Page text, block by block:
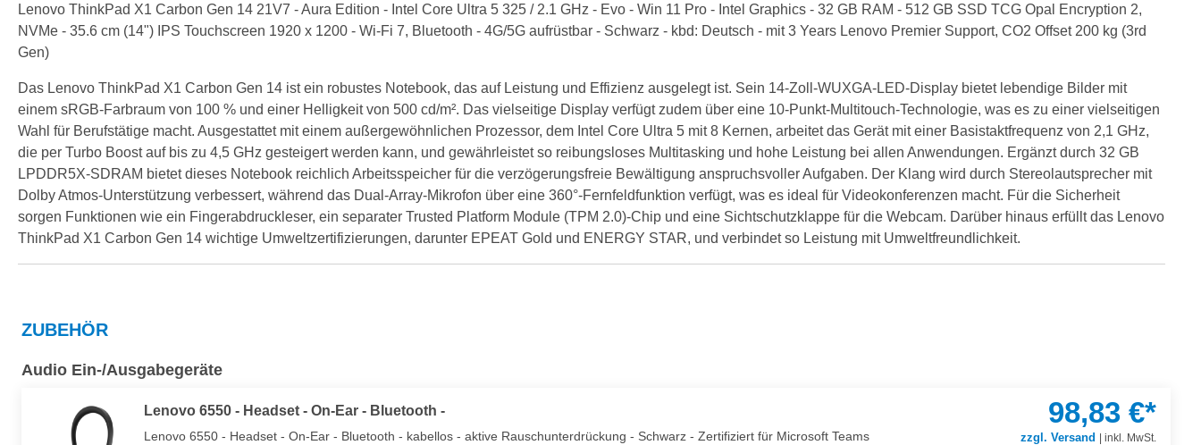
Lenovo ThinkPad X1 Carbon Gen 14 21V7 - Aura Edition - Intel Core Ultra 5 325 / 2.1 GHz - Evo - Win 11 Pro - Intel Graphics - 32 GB RAM - 512 GB SSD TCG Opal Encryption 2,
NVMe - 35.6 cm (14") IPS Touchscreen 1920 x 1200 - Wi-Fi 7, Bluetooth - 4G/5G aufrüstbar - Schwarz - kbd: Deutsch - mit 3 Years Lenovo Premier Support, CO2 Offset 200 kg (3rd
Gen)
Das Lenovo ThinkPad X1 Carbon Gen 14 ist ein robustes Notebook, das auf Leistung und Effizienz ausgelegt ist. Sein 14-Zoll-WUXGA-LED-Display bietet lebendige Bilder mit
einem sRGB-Farbraum von 100 % und einer Helligkeit von 500 cd/m². Das vielseitige Display verfügt zudem über eine 10-Punkt-Multitouch-Technologie, was es zu einer vielseitigen
Wahl für Berufstätige macht. Ausgestattet mit einem außergewöhnlichen Prozessor, dem Intel Core Ultra 5 mit 8 Kernen, arbeitet das Gerät mit einer Basistaktfrequenz von 2,1 GHz,
die per Turbo Boost auf bis zu 4,5 GHz gesteigert werden kann, und gewährleistet so reibungsloses Multitasking und hohe Leistung bei allen Anwendungen. Ergänzt durch 32 GB
LPDDR5X-SDRAM bietet dieses Notebook reichlich Arbeitsspeicher für die verzögerungsfreie Bewältigung anspruchsvoller Aufgaben. Der Klang wird durch Stereolautsprecher mit
Dolby Atmos-Unterstützung verbessert, während das Dual-Array-Mikrofon über eine 360°-Fernfeldfunktion verfügt, was es ideal für Videokonferenzen macht. Für die Sicherheit
sorgen Funktionen wie ein Fingerabdruckleser, ein separater Trusted Platform Module (TPM 2.0)-Chip und eine Sichtschutzklappe für die Webcam. Darüber hinaus erfüllt das Lenovo
ThinkPad X1 Carbon Gen 14 wichtige Umweltzertifizierungen, darunter EPEAT Gold und ENERGY STAR, und verbindet so Leistung mit Umweltfreundlichkeit.
ZUBEHÖR
Audio Ein-/Ausgabegeräte
Lenovo 6550 - Headset - On-Ear - Bluetooth -
Lenovo 6550 - Headset - On-Ear - Bluetooth - kabellos - aktive Rauschunterdrückung - Schwarz - Zertifiziert für Microsoft Teams
98,83 €*
zzgl. Versand |inkl. MwSt.